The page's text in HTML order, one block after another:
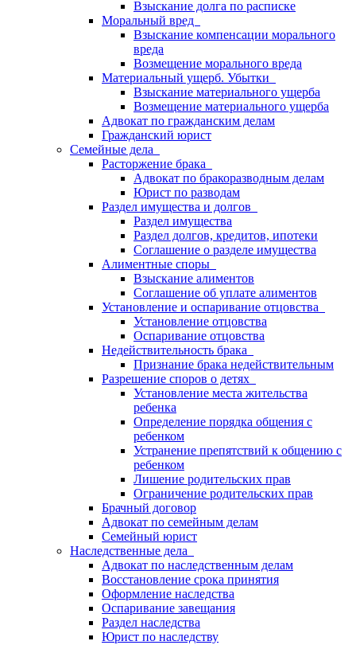
Взыскание долга по расписке
Моральный вред
Взыскание компенсации морального
вреда
Возмещение морального вреда
Материальный ущерб. Убытки
Взыскание материального ущерба
Возмещение материального ущерба
Адвокат по гражданским делам
Гражданский юрист
Семейные дела
Расторжение брака
Адвокат по бракоразводным делам
Юрист по разводам
Раздел имущества и долгов
Раздел имущества
Раздел долгов, кредитов, ипотеки
Соглашение о разделе имущества
Алиментные споры
Взыскание алиментов
Соглашение об уплате алиментов
Установление и оспаривание отцовства
Установление отцовства
Оспаривание отцовства
Недействительность брака
Признание брака недействительным
Разрешение споров о детях
Установление места жительства
ребенка
Определение порядка общения с
ребенком
Устранение препятствий к общению с
ребенком
Лишение родительских прав
Ограничение родительских прав
Брачный договор
Адвокат по семейным делам
Семейный юрист
Наследственные дела
Адвокат по наследственным делам
Восстановление срока принятия
Оформление наследства
Оспаривание завещания
Раздел наследства
Юрист по наследству